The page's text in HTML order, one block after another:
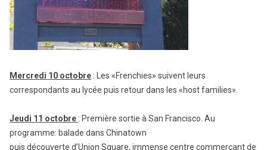
Mercredi 10 octobre : Les «Frenchies» suivent leurs
correspondants au lycée puis retour dans les «host families».
Jeudi 11 octobre : Première sortie à San Francisco. Au
programme: balade dans Chinatown
puis découverte d’Union Square, immense centre commerçant de